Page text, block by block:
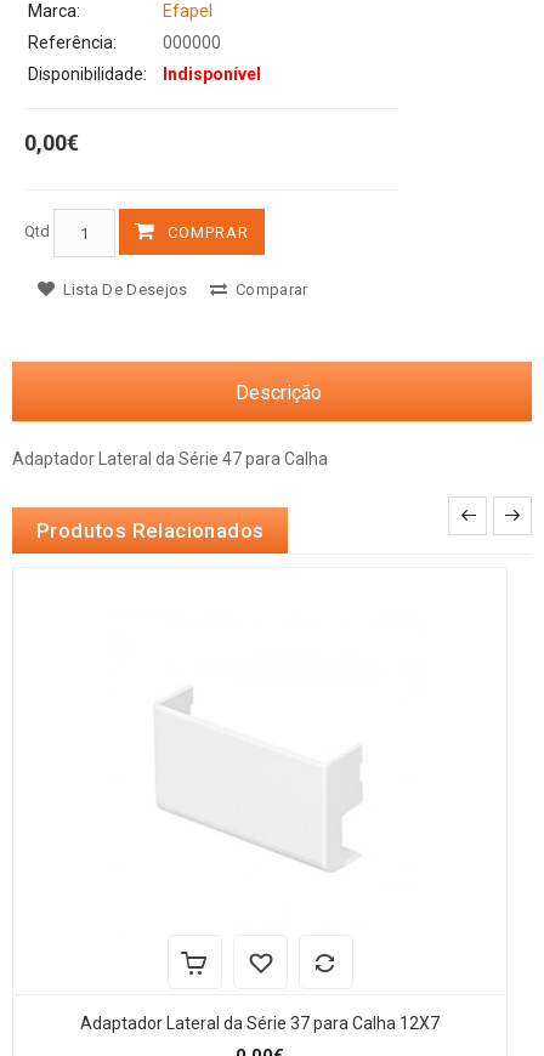
Marca:
Efapel
Referência:
000000
Disponibilidade:
Indisponível
0,00€
Qtd COMPRAR
Lista De Desejos Comparar
Descrição
Adaptador Lateral da Série 47 para Calha
Produtos Relacionados
Adaptador Lateral da Série 37 para Calha 12X7